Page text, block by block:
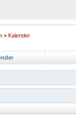
> Kalender